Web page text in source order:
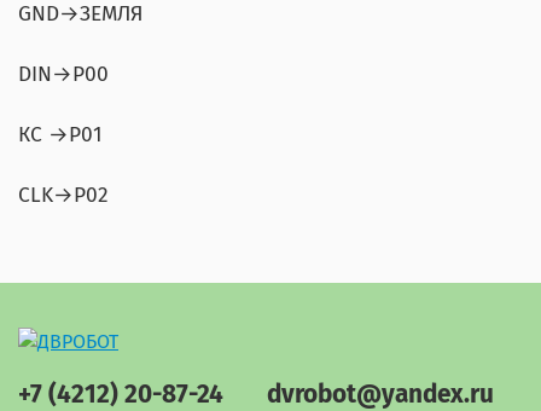
GND→ЗЕМЛЯ
DIN→P00
КС →P01
CLK→P02
+7 (4212) 20-87-24 dvrobot@yandex.ru